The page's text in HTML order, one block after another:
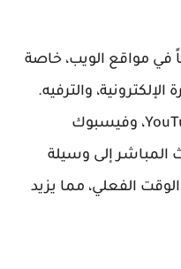
في مواقع الويب، خاصة
والترفيه.
منصات مثل Twitch، وYouTube Live، وفيسبوك
المباشر إلى وسيلة
الفعلي، مما يزيد